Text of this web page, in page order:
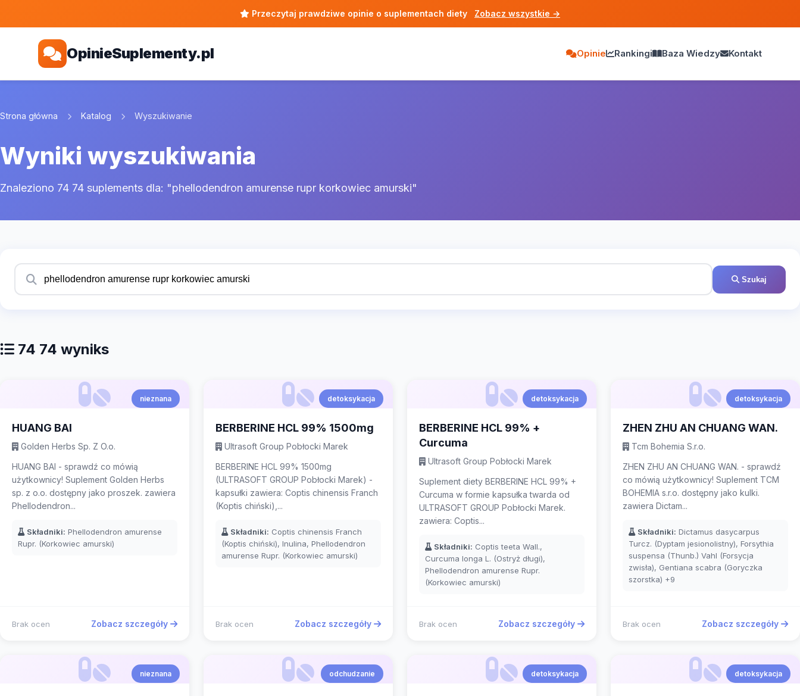
Przeczytaj prawdziwe opinie o suplementach diety Zobacz wszystkie →
OpinieSuplementy.pl Opinie Rankingi Baza Wiedzy Kontakt
Strona główna Katalog Wyszukiwanie
Wyniki wyszukiwania
Znaleziono 74 74 suplements dla: "phellodendron amurense rupr korkowiec amurski"
Szukaj suplementów
Szukaj
74 74 wyniks
nieznana
HUANG BAI
Golden Herbs Sp. Z O.o.
HUANG BAI - sprawdź co mówią
użytkownicy! Suplement Golden Herbs
sp. z o.o. dostępny jako proszek. zawiera
Phellodendron...
Składniki: Phellodendron amurense
Rupr. (Korkowiec amurski)
Brak ocen Zobacz szczegóły
detoksykacja
BERBERINE HCL 99% 1500mg
Ultrasoft Group Pobłocki Marek
BERBERINE HCL 99% 1500mg
(ULTRASOFT GROUP Pobłocki Marek) -
kapsułki zawiera: Coptis chinensis Franch
(Koptis chiński),...
Składniki: Coptis chinensis Franch
(Koptis chiński), Inulina, Phellodendron
amurense Rupr. (Korkowiec amurski)
Brak ocen Zobacz szczegóły
detoksykacja
BERBERINE HCL 99% +
Curcuma
Ultrasoft Group Pobłocki Marek
Suplement diety BERBERINE HCL 99% +
Curcuma w formie kapsułka twarda od
ULTRASOFT GROUP Pobłocki Marek.
zawiera: Coptis...
Składniki: Coptis teeta Wall.,
Curcuma longa L. (Ostryż długi),
Phellodendron amurense Rupr.
(Korkowiec amurski)
Brak ocen Zobacz szczegóły
detoksykacja
ZHEN ZHU AN CHUANG WAN.
Tcm Bohemia S.r.o.
ZHEN ZHU AN CHUANG WAN. - sprawdź
co mówią użytkownicy! Suplement TCM
BOHEMIA s.r.o. dostępny jako kulki.
zawiera Dictam...
Składniki: Dictamus dasycarpus
Turcz. (Dyptam jesionolistny), Forsythia
suspensa (Thunb.) Vahl (Forsycja
zwisła), Gentiana scabra (Goryczka
szorstka) +9
Brak ocen Zobacz szczegóły
nieznana odchudzanie detoksykacja detoksykacja